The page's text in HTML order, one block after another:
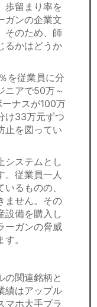
歩留まり率を
ガンの企業文
そのため、師
るかはどうか
を従業員に分
ニアで50万～
ナスが100万
け33万元ずつ
止を図ってい
システムとし
。従業員一人
るものの、
ません。その
設備を購入し
ーガンの脅威
。
関連銘柄と
績はアップル
マホ大手ブラ